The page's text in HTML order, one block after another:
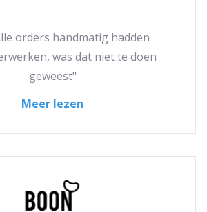
orders handmatig hadden
was dat niet te doen
geweest"
Meer lezen